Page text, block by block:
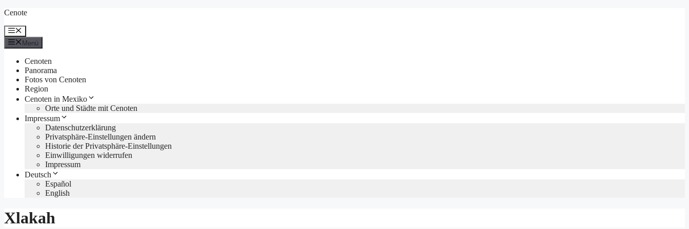
Zum
springen
Cenote
Menü
Menü
Cenoten
Panorama
Fotos von Cenoten
Region
Cenoten in Mexiko
Orte und Städte mit Cenoten
Impressum
Datenschutzerklärung
Privatsphäre-Einstellungen ändern
Historie der Privatsphäre-Einstellungen
Einwilligungen widerrufen
Impressum
Deutsch
Español
English
Xlakah